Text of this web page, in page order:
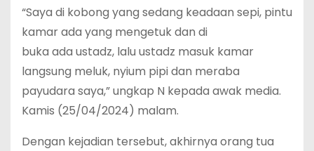
“Saya di kobong yang sedang keadaan sepi, pintu
kamar ada yang mengetuk dan di
buka ada ustadz, lalu ustadz masuk kamar
langsung meluk, nyium pipi dan meraba
payudara saya,” ungkap N kepada awak media.
Kamis (25/04/2024) malam.
Dengan kejadian tersebut, akhirnya orang tua